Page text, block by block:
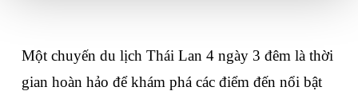
Một chuyến du lịch Thái Lan 4 ngày 3 đêm là thời
gian hoàn hảo để khám phá các điểm đến nổi bật